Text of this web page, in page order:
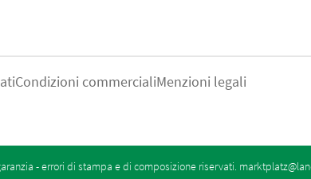
Condizioni commercialiMenzioni legali
- errori di stampa e di composizione riservati.